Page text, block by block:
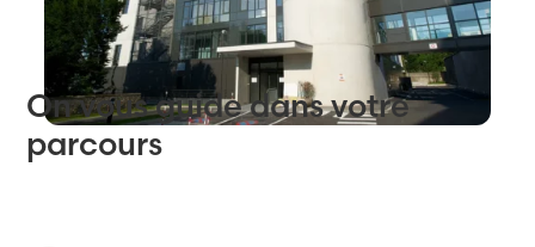
On vous guide dans votre
parcours